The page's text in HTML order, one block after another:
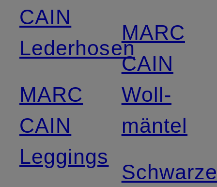
CAIN
Lederhosen
MARC
CAIN
Leggings
MARC
CAIN
Woll­
mäntel